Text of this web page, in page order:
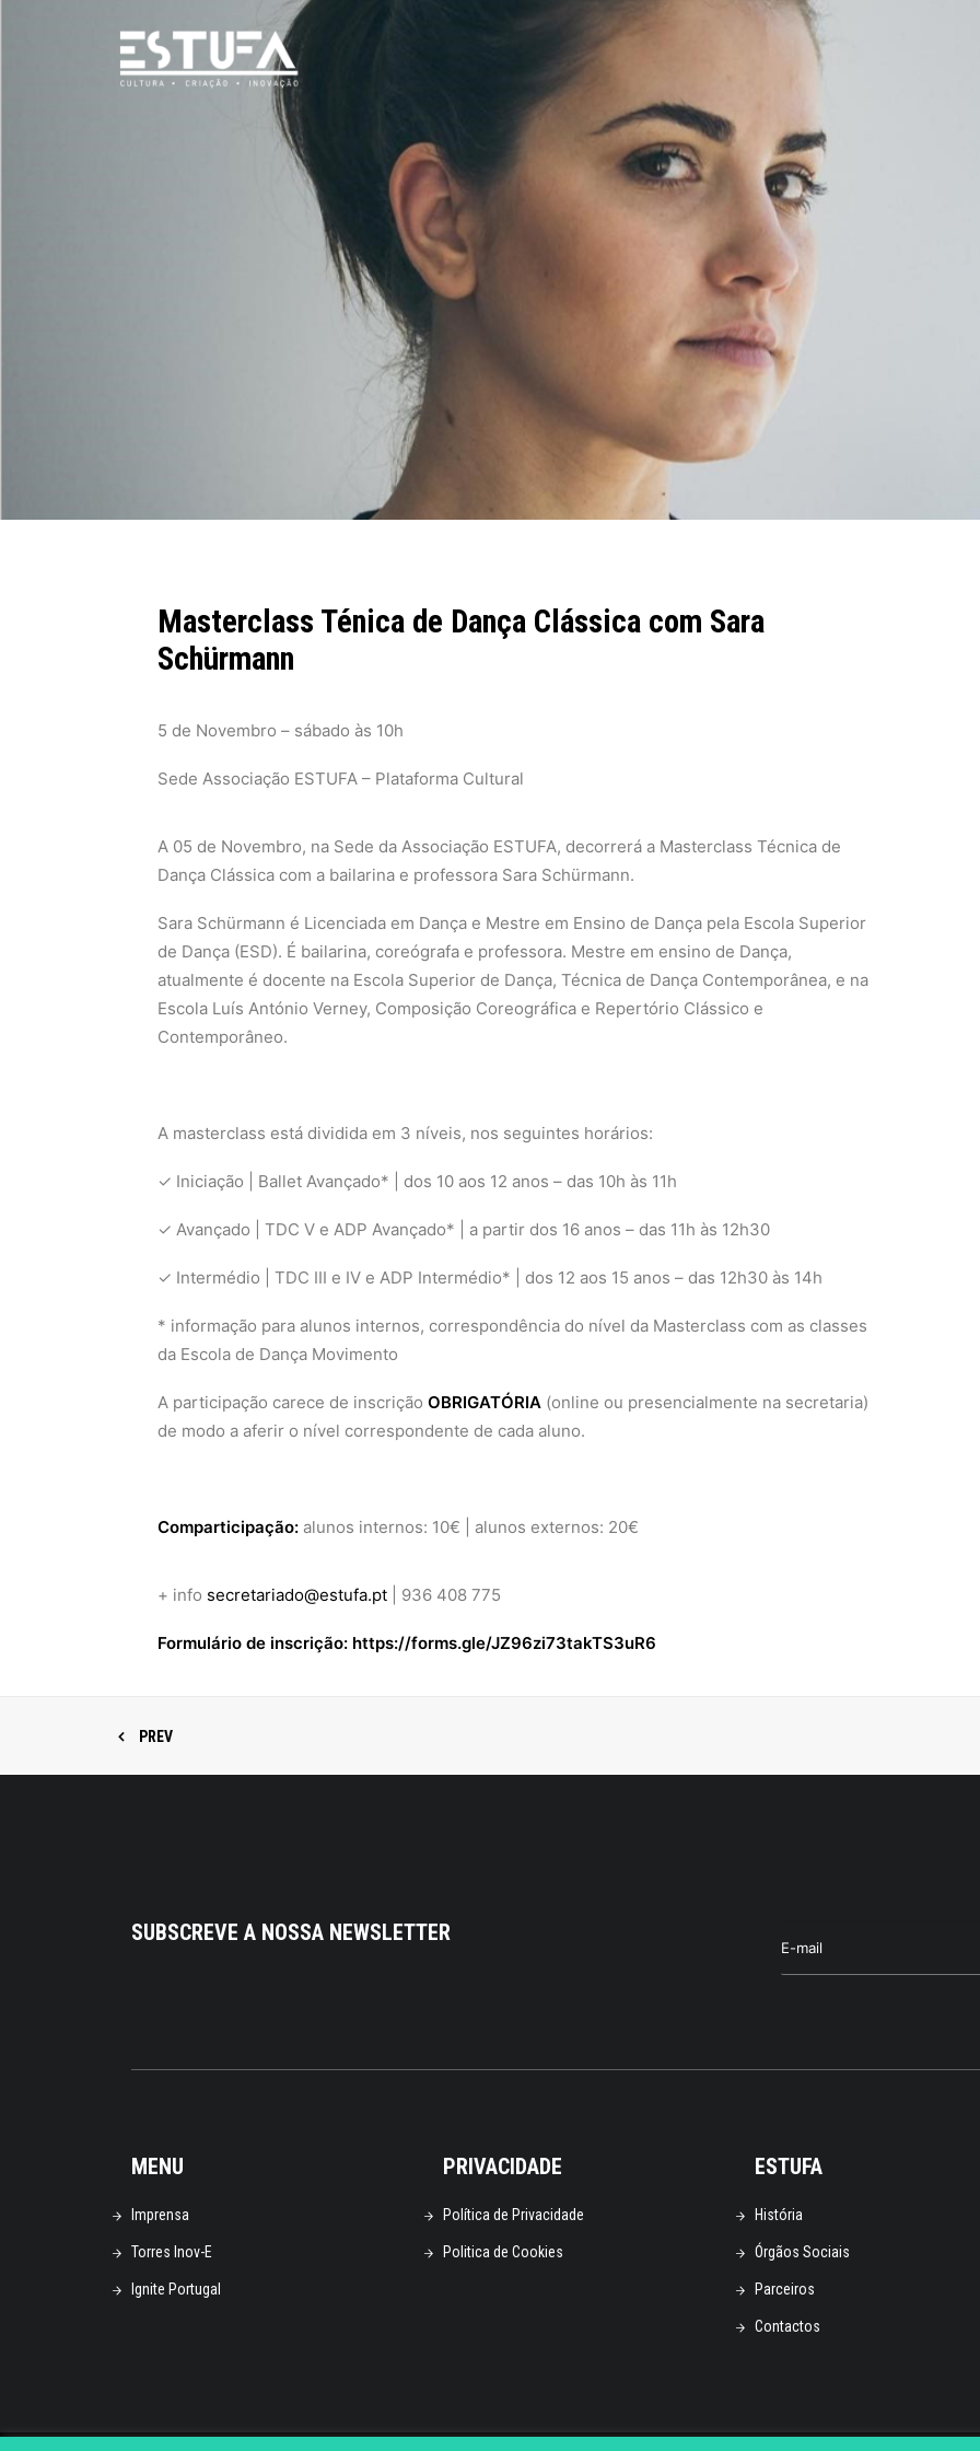
Masterclass Ténica de Dança Clássica com Sara
Schürmann
5 de Novembro – sábado às 10h
Sede Associação ESTUFA – Plataforma Cultural
A 05 de Novembro, na Sede da Associação ESTUFA, decorrerá a Masterclass Técnica de
Dança Clássica com a bailarina e professora Sara Schürmann.
Sara Schürmann é Licenciada em Dança e Mestre em Ensino de Dança pela Escola Superior
de Dança (ESD). É bailarina, coreógrafa e professora. Mestre em ensino de Dança,
atualmente é docente na Escola Superior de Dança, Técnica de Dança Contemporânea, e na
Escola Luís António Verney, Composição Coreográfica e Repertório Clássico e
Contemporâneo.
A masterclass está dividida em 3 níveis, nos seguintes horários:
✓ Iniciação | Ballet Avançado* | dos 10 aos 12 anos – das 10h às 11h
✓ Avançado | TDC V e ADP Avançado* | a partir dos 16 anos – das 11h às 12h30
✓ Intermédio | TDC III e IV e ADP Intermédio* | dos 12 aos 15 anos – das 12h30 às 14h
* informação para alunos internos, correspondência do nível da Masterclass com as classes
da Escola de Dança Movimento
A participação carece de inscrição OBRIGATÓRIA (online ou presencialmente na secretaria)
de modo a aferir o nível correspondente de cada aluno.
Comparticipação: alunos internos: 10€ | alunos externos: 20€
+ info secretariado@estufa.pt | 936 408 775
Formulário de inscrição: https://forms.gle/JZ96zi73takTS3uR6
PREV
SUBSCREVE A NOSSA NEWSLETTER
MENU
Imprensa
Torres Inov-E
Ignite Portugal
PRIVACIDADE
Política de Privacidade
Politica de Cookies
ESTUFA
História
Órgãos Sociais
Parceiros
Contactos